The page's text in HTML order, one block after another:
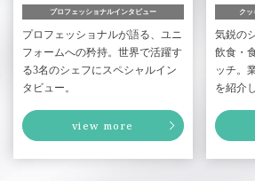
プロフェッショナルインタビュー
プロフェッショナルが語る、 ユニ
フォームへの矜持。世界で活躍す
る3名のシェフにスペシャルイン
タビュー。
view more
ク
気鋭の
飲食・
ッチ。
を紹介